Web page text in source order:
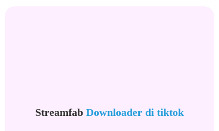
Streamfab Downloader di tiktok